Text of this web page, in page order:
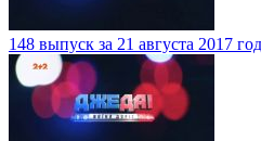
148 выпуск за 21 августа 2017